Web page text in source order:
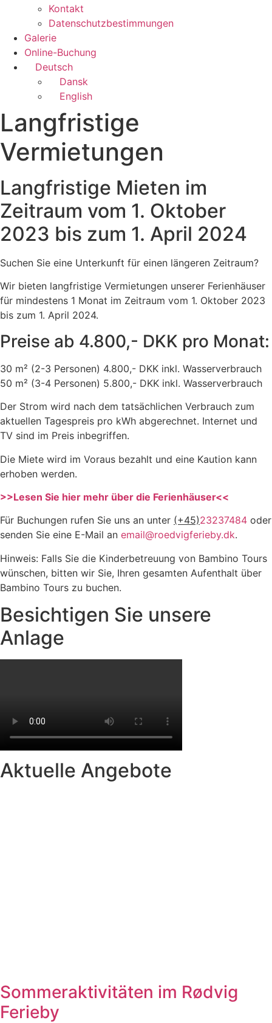
Kontakt
Datenschutzbestimmungen
Galerie
Online-Buchung
Deutsch
Dansk
English
Langfristige
Vermietungen
Langfristige Mieten im
Zeitraum vom 1. Oktober
2023 bis zum 1. April 2024
Suchen Sie eine Unterkunft für einen längeren Zeitraum?
Wir bieten langfristige Vermietungen unserer Ferienhäuser
für mindestens 1 Monat im Zeitraum vom 1. Oktober 2023
bis zum 1. April 2024.
Preise ab 4.800,- DKK pro Monat:
30 m² (2-3 Personen) 4.800,- DKK inkl. Wasserverbrauch
50 m² (3-4 Personen) 5.800,- DKK inkl. Wasserverbrauch
Der Strom wird nach dem tatsächlichen Verbrauch zum
aktuellen Tagespreis pro kWh abgerechnet. Internet und
TV sind im Preis inbegriffen.
Die Miete wird im Voraus bezahlt und eine Kaution kann
erhoben werden.
>>Lesen Sie hier mehr über die Ferienhäuser<<
Für Buchungen rufen Sie uns an unter (+45)23237484 oder
senden Sie eine E-Mail an email@roedvigferieby.dk.
Hinweis: Falls Sie die Kinderbetreuung von Bambino Tours
wünschen, bitten wir Sie, Ihren gesamten Aufenthalt über
Bambino Tours zu buchen.
Besichtigen Sie unsere
Anlage
Aktuelle Angebote
Sommeraktivitäten im Rødvig
Ferieby